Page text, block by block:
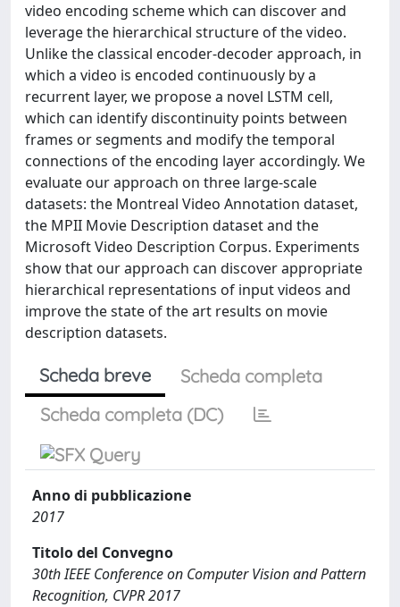
video encoding scheme which can discover and
leverage the hierarchical structure of the video.
Unlike the classical encoder-decoder approach, in
which a video is encoded continuously by a
recurrent layer, we propose a novel LSTM cell,
which can identify discontinuity points between
frames or segments and modify the temporal
connections of the encoding layer accordingly. We
evaluate our approach on three large-scale
datasets: the Montreal Video Annotation dataset,
the MPII Movie Description dataset and the
Microsoft Video Description Corpus. Experiments
show that our approach can discover appropriate
hierarchical representations of input videos and
improve the state of the art results on movie
description datasets.
Scheda breve
Scheda completa
Scheda completa (DC)
Anno di pubblicazione
2017
Titolo del Convegno
30th IEEE Conference on Computer Vision and Pattern
Recognition, CVPR 2017